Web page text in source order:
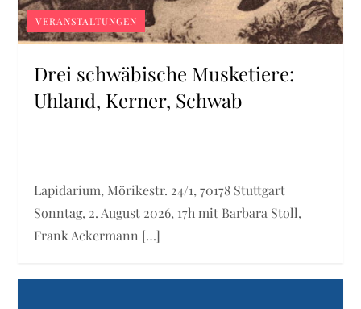
VERANSTALTUNGEN
Drei schwäbische Musketiere:
Uhland, Kerner, Schwab
Lapidarium, Mörikestr. 24/1, 70178 Stuttgart
Sonntag, 2. August 2026, 17h mit Barbara Stoll,
Frank Ackermann […]